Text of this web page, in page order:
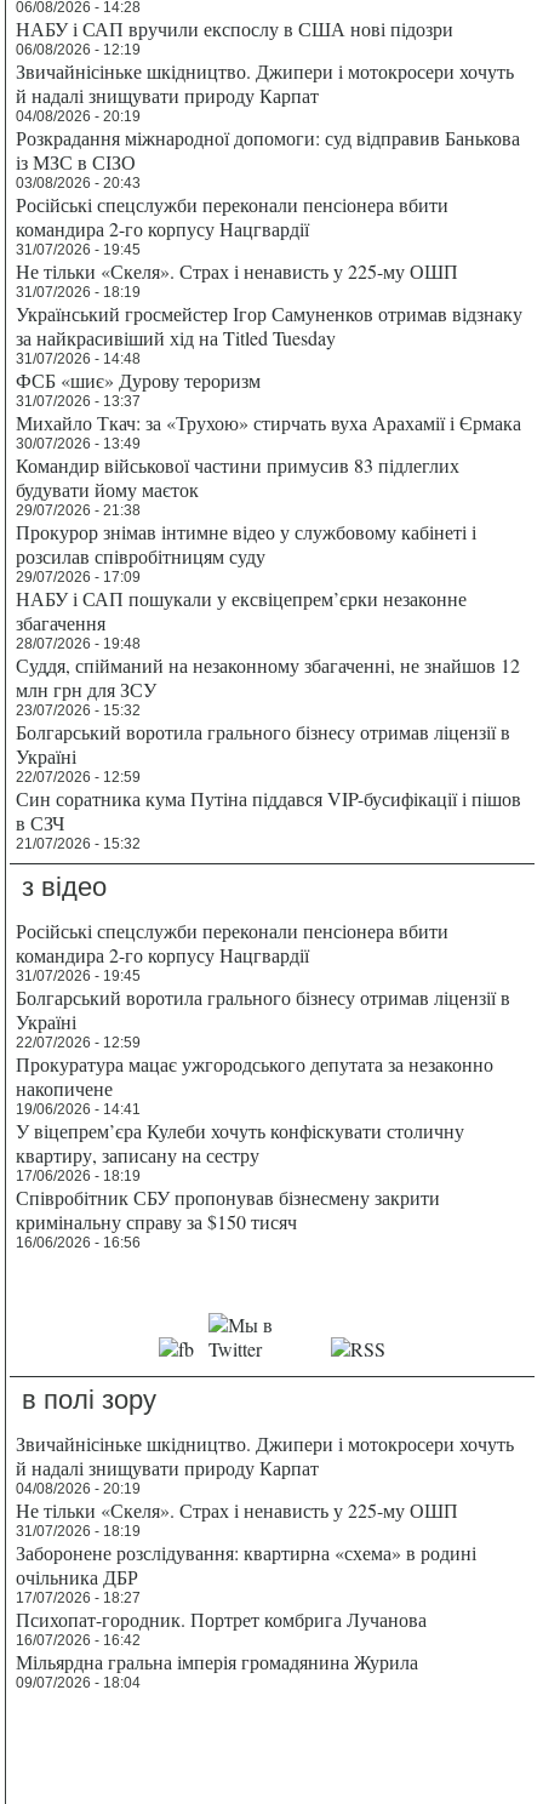
06/08/2026 - 14:28
НАБУ і САП вручили експослу в США нові підозри
06/08/2026 - 12:19
Звичайнісіньке шкідництво. Джипери і мотокросери хочуть
й надалі знищувати природу Карпат
04/08/2026 - 20:19
Розкрадання міжнародної допомоги: суд відправив Банькова
із МЗС в СІЗО
03/08/2026 - 20:43
Російські спецслужби переконали пенсіонера вбити
командира 2-го корпусу Нацгвардії
31/07/2026 - 19:45
Не тільки «Скеля». Страх і ненависть у 225-му ОШП
31/07/2026 - 18:19
Український гросмейстер Ігор Самуненков отримав відзнаку
за найкрасивіший хід на Titled Tuesday
31/07/2026 - 14:48
ФСБ «шиє» Дурову тероризм
31/07/2026 - 13:37
Михайло Ткач: за «Трухою» стирчать вуха Арахамії і Єрмака
30/07/2026 - 13:49
Командир військової частини примусив 83 підлеглих
будувати йому маєток
29/07/2026 - 21:38
Прокурор знімав інтимне відео у службовому кабінеті і
розсилав співробітницям суду
29/07/2026 - 17:09
НАБУ і САП пошукали у ексвіцепрем’єрки незаконне
збагачення
28/07/2026 - 19:48
Суддя, спійманий на незаконному збагаченні, не знайшов 12
млн грн для ЗСУ
23/07/2026 - 15:32
Болгарський воротила грального бізнесу отримав ліцензії в
Україні
22/07/2026 - 12:59
Син соратника кума Путіна піддався VIP-бусифікації і пішов
в СЗЧ
21/07/2026 - 15:32
з відео
Російські спецслужби переконали пенсіонера вбити
командира 2-го корпусу Нацгвардії
31/07/2026 - 19:45
Болгарський воротила грального бізнесу отримав ліцензії в
Україні
22/07/2026 - 12:59
Прокуратура мацає ужгородського депутата за незаконно
накопичене
19/06/2026 - 14:41
У віцепрем’єра Кулеби хочуть конфіскувати столичну
квартиру, записану на сестру
17/06/2026 - 18:19
Співробітник СБУ пропонував бізнесмену закрити
кримінальну справу за $150 тисяч
16/06/2026 - 16:56
в полі зору
Звичайнісіньке шкідництво. Джипери і мотокросери хочуть
й надалі знищувати природу Карпат
04/08/2026 - 20:19
Не тільки «Скеля». Страх і ненависть у 225-му ОШП
31/07/2026 - 18:19
Заборонене розслідування: квартирна «схема» в родині
очільника ДБР
17/07/2026 - 18:27
Психопат-городник. Портрет комбрига Лучанова
16/07/2026 - 16:42
Мільярдна гральна імперія громадянина Журила
09/07/2026 - 18:04